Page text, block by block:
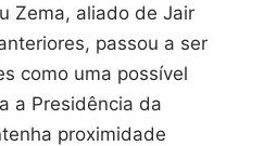
Zema, aliado de Jair
passou a ser
como uma possível
a Presidência da
proximidade